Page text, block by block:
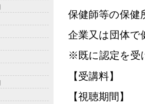
保健師等の保健
企業又は団体で
※既に認定を受
【受講料】
【視聴期間】